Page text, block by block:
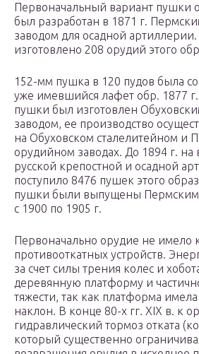
Первоначальный вариант пушки
был разработан в 1871 г.
заводом для осадной
изготовлено 208 орудий этого
152-мм пушка в 120 пудов была
уже имевшийся лафет обр. 1877
пушки был изготовлен
заводом, ее производство
на Обуховском сталелитейном и
орудийном заводах. До 1894 г. на
русской крепостной и осадной
поступило 8476 пушек этого
пушки были выпущены Пермским
с 1900 по 1905 г.
Первоначально орудие не имело
противооткатных устройств.
за счет силы трения колес и
деревянную платформу и
тяжести, так как платформа
наклон. В конце 80-х гг. XIX в. к
гидравлический тормоз отката
который существенно